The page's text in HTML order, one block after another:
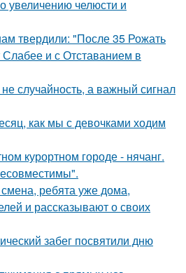
увеличению челюсти и
твердили: "После 35 Рожать
и с Отставанием в
случайность, а важный сигнал
как мы с девочками ходим
курортном городе - нячанг.
ребята уже дома,
и рассказывают о своих
забег посвятили дню